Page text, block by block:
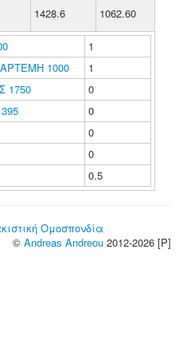
1428.6 1062.60
1
1000
1
1750
0
0
0
0
0.5
Ομοσπονδία
© Andreas Andreou 2012-2026 [P]